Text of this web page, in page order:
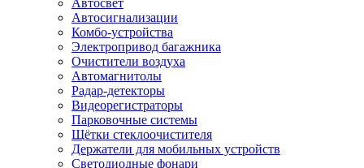
Автосвет
Автосигнализации
Комбо-устройства
Электропривод багажника
Очистители воздуха
Автомагнитолы
Радар-детекторы
Видеорегистраторы
Парковочные системы
Щётки стеклоочистителя
Держатели для мобильных устройств
Светодиодные фонари